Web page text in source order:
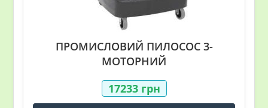
ПРОМИСЛОВИЙ ПИЛОСОС 3-
МОТОРНИЙ
17233 грн